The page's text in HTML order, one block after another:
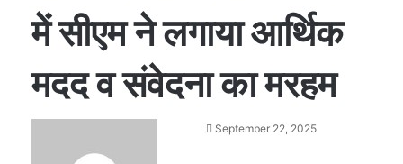
में सीएम ने लगाया आर्थिक
मदद व संवेदना का मरहम
SendSeptember 22, 2025